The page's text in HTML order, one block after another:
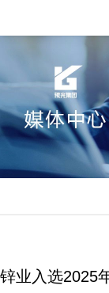
业入选2025